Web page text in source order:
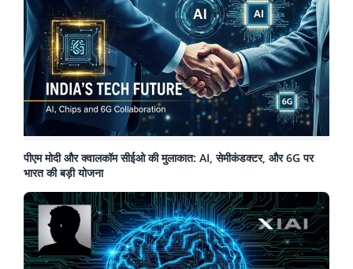
पीएम मोदी और क्वालकॉम सीईओ की मुलाकात: AI, सेमीकंडक्टर, और 6G पर
भारत की बड़ी योजना